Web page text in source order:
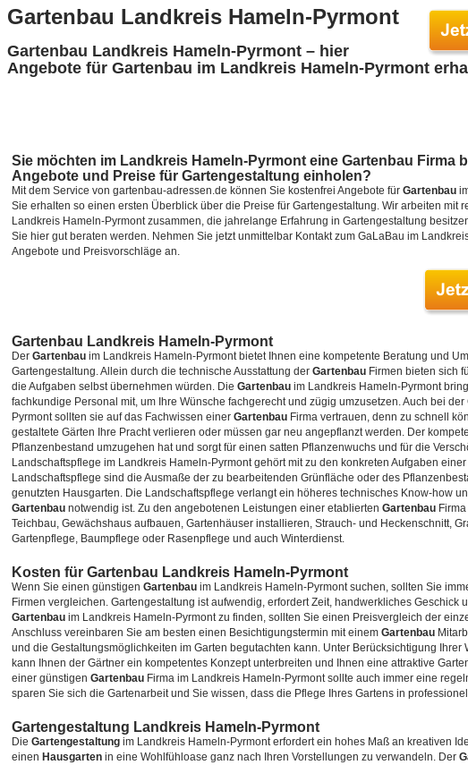
Gartenbau Landkreis Hameln-Pyrmont
Gartenbau Landkreis Hameln-Pyrmont – hier
Angebote für Gartenbau im Landkreis Hameln-Pyrmont
Sie möchten im Landkreis Hameln-Pyrmont eine Gartenbau Firma
Angebote und Preise für Gartengestaltung einholen?
Mit dem Service von gartenbau-adressen.de können Sie kostenfrei Angebote für Gartenbau
Sie erhalten so einen ersten Überblick über die Preise für Gartengestaltung. Wir arbeiten mit
Landkreis Hameln-Pyrmont zusammen, die jahrelange Erfahrung in Gartengestaltung
Sie hier gut beraten werden. Nehmen Sie jetzt unmittelbar Kontakt zum GaLaBau im
Angebote und Preisvorschläge an.
Gartenbau Landkreis Hameln-Pyrmont
Der Gartenbau im Landkreis Hameln-Pyrmont bietet Ihnen eine kompetente Beratung und
Gartengestaltung. Allein durch die technische Ausstattung der Gartenbau Firmen bieten sich
die Aufgaben selbst übernehmen würden. Die Gartenbau im Landkreis Hameln-Pyrmont
fachkundige Personal mit, um Ihre Wünsche fachgerecht und zügig umzusetzen. Auch bei
Pyrmont sollten sie auf das Fachwissen einer Gartenbau Firma vertrauen, denn zu schnell
gestaltete Gärten Ihre Pracht verlieren oder müssen gar neu angepflanzt werden. Der
Pflanzenbestand umzugehen hat und sorgt für einen satten Pflanzenwuchs und für die
Landschaftspflege im Landkreis Hameln-Pyrmont gehört mit zu den konkreten Aufgaben einer
Landschaftspflege sind die Ausmaße der zu bearbeitenden Grünfläche oder des
genutzten Hausgarten. Die Landschaftspflege verlangt ein höheres technisches Know-how
Gartenbau notwendig ist. Zu den angebotenen Leistungen einer etablierten Gartenbau
Teichbau, Gewächshaus aufbauen, Gartenhäuser installieren, Strauch- und Heckenschnitt,
Gartenpflege, Baumpflege oder Rasenpflege und auch Winterdienst.
Kosten für Gartenbau Landkreis Hameln-Pyrmont
Wenn Sie einen günstigen Gartenbau im Landkreis Hameln-Pyrmont suchen, sollten Sie
Firmen vergleichen. Gartengestaltung ist aufwendig, erfordert Zeit, handwerkliches Geschick
Gartenbau im Landkreis Hameln-Pyrmont zu finden, sollten Sie einen Preisvergleich der
Anschluss vereinbaren Sie am besten einen Besichtigungstermin mit einem Gartenbau
und die Gestaltungsmöglichkeiten im Garten begutachten kann. Unter Berücksichtigung
kann Ihnen der Gärtner ein kompetentes Konzept unterbreiten und Ihnen eine attraktive
einer günstigen Gartenbau Firma im Landkreis Hameln-Pyrmont sollte auch immer eine
sparen Sie sich die Gartenarbeit und Sie wissen, dass die Pflege Ihres Gartens in
Gartengestaltung Landkreis Hameln-Pyrmont
Die Gartengestaltung im Landkreis Hameln-Pyrmont erfordert ein hohes Maß an kreativen
einen Hausgarten in eine Wohlfühloase ganz nach Ihren Vorstellungen zu verwandeln. Der